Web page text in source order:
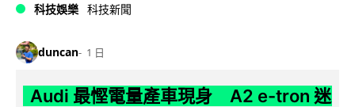
科技娛樂 科技新聞
duncan 1 日
Audi 最慳電量產車現身 A2 e-tron 迷